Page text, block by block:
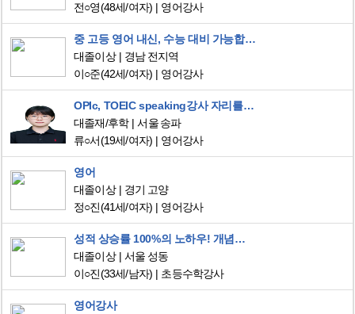
전○영(48세/여자) 영어강사
중 고등 영어 내신, 수능 대비 가능합니다
대졸이상
경남 전지역
이○준(42세/여자) 영어강사
OPIc, TOEIC speaking강사 자리를 찾고있습니다.
대졸재/후학
서울 송파
류○서(19세/여자) 영어강사
영어
대졸이상
경기 고양
정○진(41세/여자) 영어강사
성적 상승률 100%의 노하우! 개념부터 심화까지 책임지겠습니다.
대졸이상
서울 성동
이○진(33세/남자) 초등수학강사
영어강사